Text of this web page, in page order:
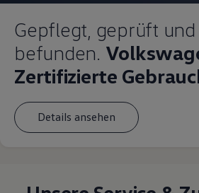
Gepflegt, geprüft
befunden.
Zertifizierte
Details ansehen